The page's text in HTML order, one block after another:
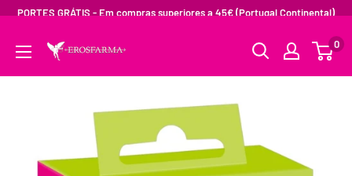
PORTES GRÁTIS - Em compras superiores a 45€ (Portugal Continental)
0